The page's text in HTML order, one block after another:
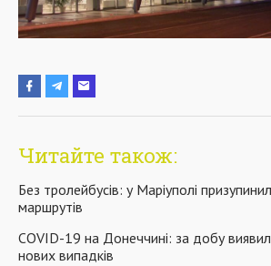
Читайте також:
Без тролейбусів: у Маріуполі
маршрутів
COVID-19 на Донеччині: за добу
нових випадків